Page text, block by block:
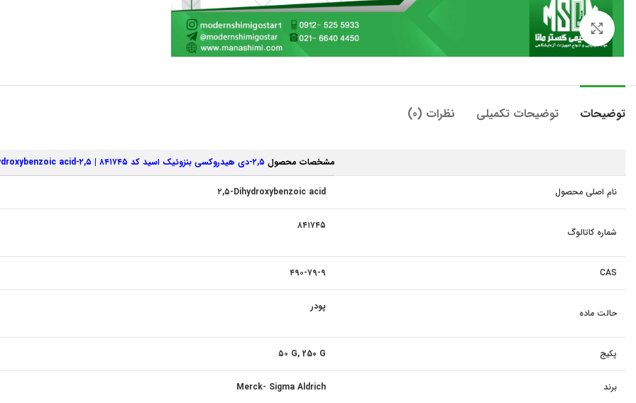
بزرگنمایی تصویر
توضیحات توضیحات تکمیلی نظرات (0)
مشخصات محصول
نام اصلی محصول ۲,۵-Dihydroxybenzoic acid
شماره کاتالوگ
۸۴۱۷۴۵
CAS ۴۹۰-۷۹-۹
حالت ماده
پودر
پکیج ۵۰ G, 250 G
برند Merck- Sigma Aldrich